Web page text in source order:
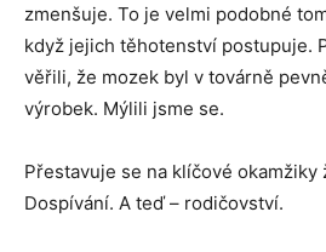
zmenšuje. To je velmi podobné
když jejich těhotenství postupuje.
věřili, že mozek byl v továrně
výrobek. Mýlili jsme se.
Přestavuje se na klíčové okamžiky
Dospívání. A teď – rodičovství.